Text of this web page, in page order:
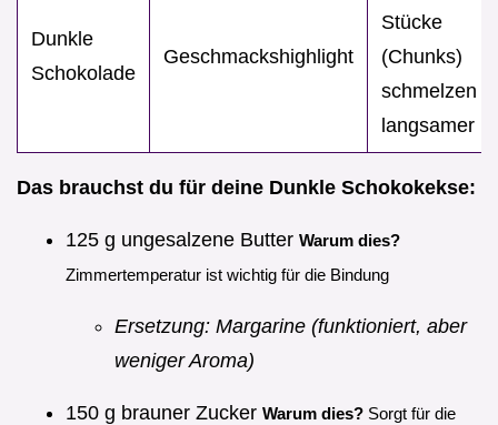
Dunkle
Schokolade
Geschmackshighlight
Stücke
(Chunks)
schmelzen
langsamer
Das brauchst du für deine Dunkle Schokokekse:
125 g ungesalzene Butter Warum dies?
Zimmertemperatur ist wichtig für die Bindung
Ersetzung: Margarine (funktioniert, aber
weniger Aroma)
150 g brauner Zucker Warum dies? Sorgt für die